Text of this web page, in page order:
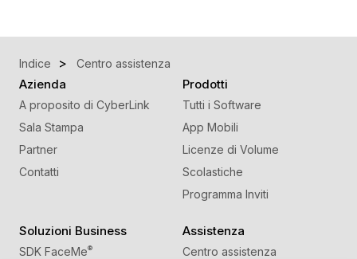
Indice Centro assistenza
Azienda
A proposito di CyberLink
Sala Stampa
Partner
Contatti
Prodotti
Tutti i Software
App Mobili
Licenze di Volume
Scolastiche
Programma Inviti
Soluzioni Business
SDK FaceMe®
Assistenza
Centro assistenza